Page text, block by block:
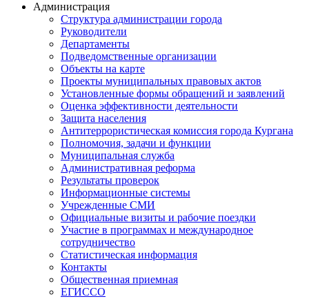
Администрация
Структура администрации города
Руководители
Департаменты
Подведомственные организации
Объекты на карте
Проекты муниципальных правовых актов
Установленные формы обращений и заявлений
Оценка эффективности деятельности
Защита населения
Антитеррористическая комиссия города Кургана
Полномочия, задачи и функции
Муниципальная служба
Административная реформа
Результаты проверок
Информационные системы
Учрежденные СМИ
Официальные визиты и рабочие поездки
Участие в программах и международное
сотрудничество
Статистическая информация
Контакты
Общественная приемная
ЕГИССО